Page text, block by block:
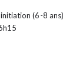
(6-8 ans)